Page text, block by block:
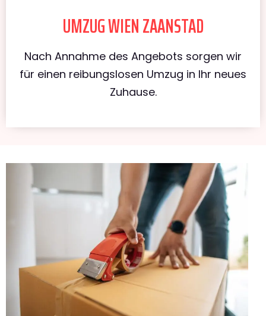
UMZUG WIEN ZAANSTAD
Nach Annahme des Angebots sorgen wir
für einen reibungslosen Umzug in Ihr neues
Zuhause.